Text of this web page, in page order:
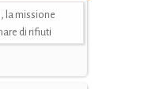
la missione
di rifiuti